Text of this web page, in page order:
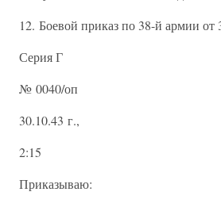
12. Боевой приказ по 38-й армии от
Серия Г
№ 0040/оп
30.10.43 г.,
2:15
Приказываю: